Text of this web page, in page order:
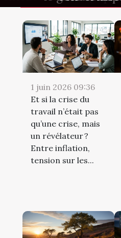
1 juin 2026 09:36
Et si la crise du
travail n’était pas
qu’une crise, mais
un révélateur ?
Entre inflation,
tension sur les...
de